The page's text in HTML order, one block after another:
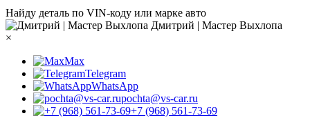
Найду деталь по VIN-коду или марке авто
Дмитрий | Мастер Выхлопа
×
Max
Telegram
WhatsApp
pochta@vs-car.ru
+7 (968) 561-73-69